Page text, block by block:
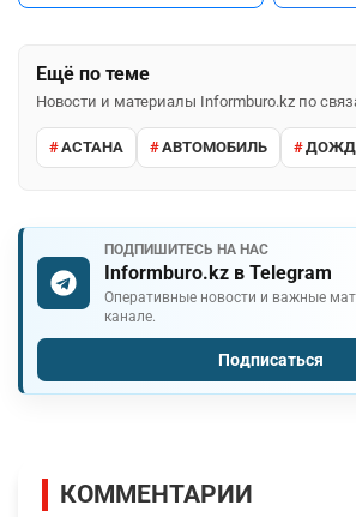
Ещё по теме
Новости и материалы Informburo.kz по
АСТАНА АВТОМОБИЛЬ
ПОДПИШИТЕСЬ НА НАС
Informburo.kz в Telegram
Оперативные новости и важные
канале.
Подписаться
КОММЕНТАРИИ